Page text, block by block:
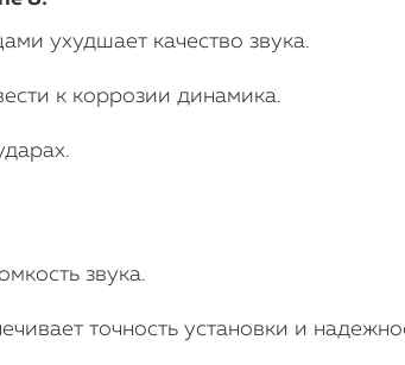
ухудшает качество звука.
к коррозии динамика.
звука.
точность установки и